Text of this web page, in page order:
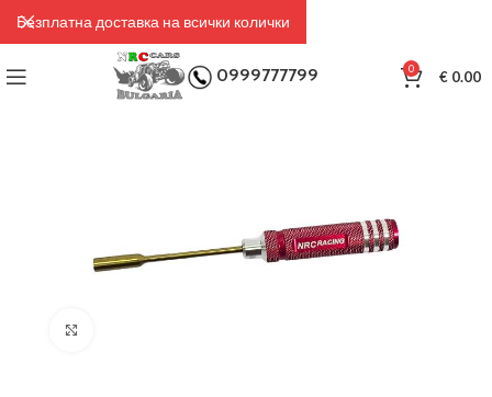
0999777799 0 €0.00
Безплатна доставка на всички колички